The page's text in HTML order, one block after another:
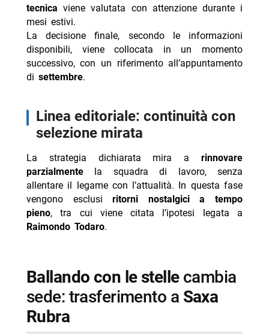
tecnica viene valutata con attenzione durante i
mesi estivi.
La decisione finale, secondo le informazioni
disponibili, viene collocata in un momento
successivo, con un riferimento all’appuntamento
di settembre.
linea editoriale: continuità con
selezione mirata
La strategia dichiarata mira arinnovare
parzialmentela squadra di lavoro, senza
allentare il legame con l’attualità. In questa fase
vengono esclusiritorni nostalgici a tempo
pieno, tra cui viene citata l’ipotesi legata a
Raimondo Todaro.
Ballando con le stellecambia
sede: trasferimento a Saxa
Rubra